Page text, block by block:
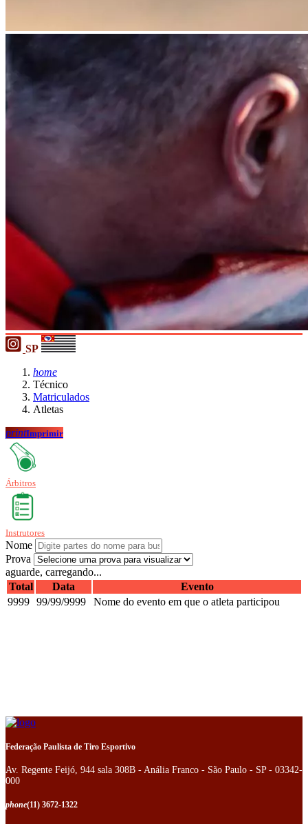
SP
home
Técnico
Matriculados
Atletas
printImprimir
Árbitros
Instrutores
Nome
Prova
aguarde, carregando...
Total
Data
Evento
9999 99/99/9999 Nome do evento em que o atleta participou
Federação Paulista de Tiro Esportivo
Av. Regente Feijó, 944 sala 308B - Anália Franco - São Paulo - SP - 03342-
000
phone(11) 3672-1322